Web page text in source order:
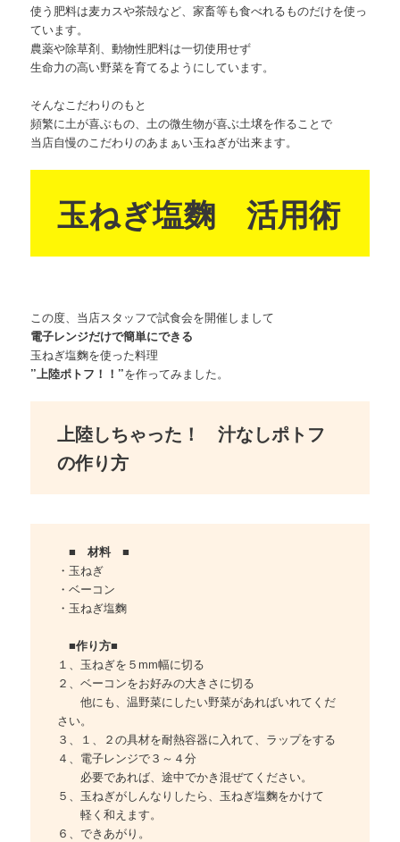
使う肥料は麦カスや茶殻など、家畜等も食べれるものだけを使っ
ています。
農薬や除草剤、動物性肥料は一切使用せず
生命力の高い野菜を育てるようにしています。
そんなこだわりのもと
頻繁に土が喜ぶもの、土の微生物が喜ぶ土壌を作ることで
当店自慢のこだわりのあまぁい玉ねぎが出来ます。
玉ねぎ塩麴 活用術
この度、当店スタッフで試食会を開催しまして
電子レンジだけで簡単にできる
玉ねぎ塩麴を使った料理
”上陸ポトフ！！”を作ってみました。
上陸しちゃった！ 汁なしポトフ
の作り方
■ 材料 ■
・玉ねぎ
・ベーコン
・玉ねぎ塩麴
■作り方■
１、玉ねぎを５mm幅に切る
２、ベーコンをお好みの大きさに切る
他にも、温野菜にしたい野菜があればいれてくだ
さい。
３、１、２の具材を耐熱容器に入れて、ラップをする
４、電子レンジで３～４分
必要であれば、途中でかき混ぜてください。
５、玉ねぎがしんなりしたら、玉ねぎ塩麴をかけて
軽く和えます。
６、できあがり。